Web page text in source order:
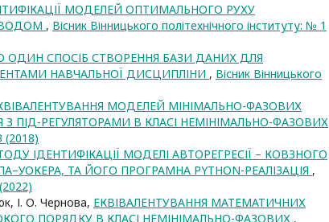
МОДЕЛЕЙ ОПТИМАЛЬНОГО РУХУ
, Вісник Вінницького політехнічного інституту: № 1
ОДИН СПОСІБ СТВОРЕННЯ БАЗИ ДАНИХ ДЛЯ
НАВЧАЛЬНОЇ ДИСЦИПЛІНИ , Вісник Вінницького
МОДЕЛЕЙ МІНІМАЛЬНО-ФАЗОВИХ
ПІД-РЕГУЛЯТОРАМИ В КЛАСІ НЕМІНІМАЛЬНО-ФАЗОВИХ
(2018)
ІДЕНТИФІКАЦІЇ МОДЕЛІ АВТОРЕГРЕСІЇ – КОВЗНОГО
ТА ЙОГО ПРОГРАМНА PYTHON-РЕАЛІЗАЦІЯ ,
І. О. Чернова, ЕКВІВАЛЕНТУВАННЯ МАТЕМАТИЧНИХ
ПОРЯДКУ В КЛАСІ НЕМІНІМАЛЬНО-ФАЗОВИХ ,